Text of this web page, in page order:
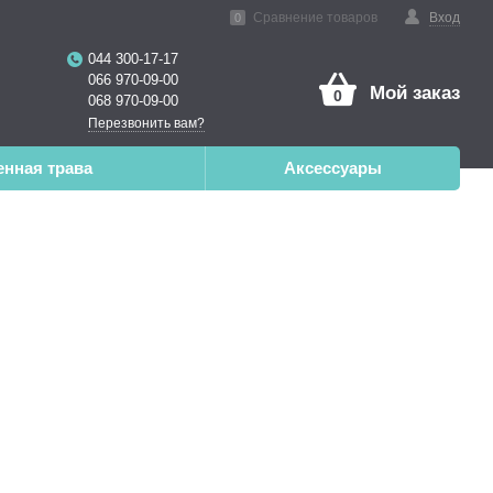
Вход
0 Сравнение товаров
044 300-17-17
066 970-09-00
068 970-09-00
Перезвонить вам?
0 Мой заказ
трава Аксессуары